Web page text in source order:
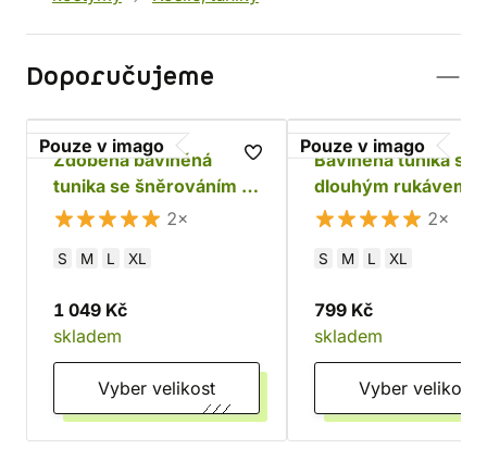
Doporučujeme
Pouze v imago
Zdobená bavlněná
tunika se šněrováním -
černá
2×
S M L XL
1 049 Kč
skladem
Vyber velikost
Pouze v imago
Bavlněná tunika s
dlouhým rukávem -
2×
S M L XL
799 Kč
skladem
Vyber velikost